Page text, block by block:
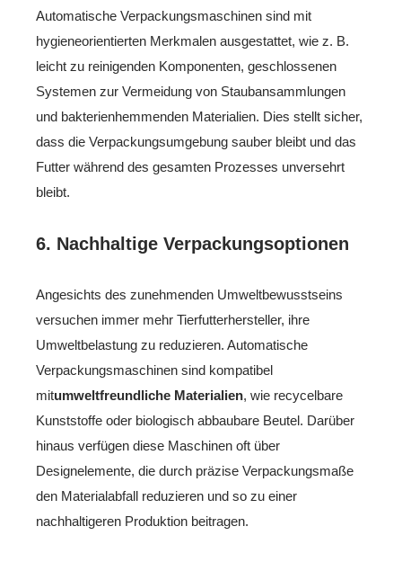
Automatische Verpackungsmaschinen sind mit
hygieneorientierten Merkmalen ausgestattet, wie z. B.
leicht zu reinigenden Komponenten, geschlossenen
Systemen zur Vermeidung von Staubansammlungen
und bakterienhemmenden Materialien. Dies stellt sicher,
dass die Verpackungsumgebung sauber bleibt und das
Futter während des gesamten Prozesses unversehrt
bleibt.
6. Nachhaltige Verpackungsoptionen
Angesichts des zunehmenden Umweltbewusstseins
versuchen immer mehr Tierfutterhersteller, ihre
Umweltbelastung zu reduzieren. Automatische
Verpackungsmaschinen sind kompatibel
mitumweltfreundliche Materialien, wie recycelbare
Kunststoffe oder biologisch abbaubare Beutel. Darüber
hinaus verfügen diese Maschinen oft über
Designelemente, die durch präzise Verpackungsmaße
den Materialabfall reduzieren und so zu einer
nachhaltigeren Produktion beitragen.